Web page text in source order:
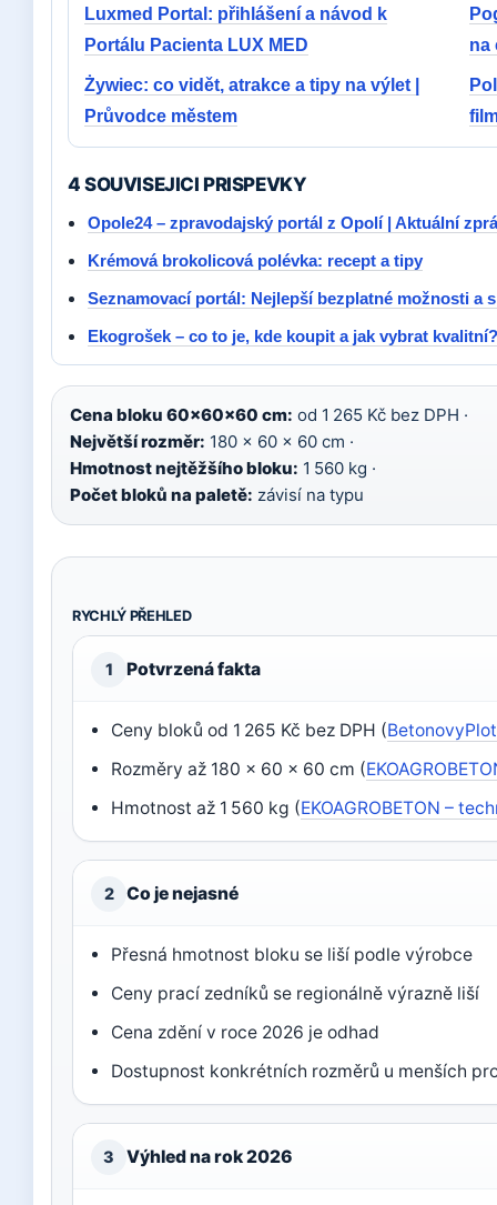
Luxmed Portal: přihlášení a návod k
Portálu Pacienta LUX MED
na
Żywiec: co vidět, atrakce a tipy na výlet |
Průvodce městem
4 SOUVISEJICI PRISPEVKY
Opole24 – zpravodajský portál z Opolí | Aktuální
Krémová brokolicová polévka: recept a tipy
Seznamovací portál: Nejlepší bezplatné možnosti a
Ekogrošek – co to je, kde koupit a jak vybrat kvalitní?
Cena bloku 60×60×60 cm: od 1 265 Kč bez DPH ·
Největší rozměr: 180 × 60 × 60 cm ·
Hmotnost nejtěžšího bloku: 1 560 kg ·
Počet bloků na paletě: závisí na typu
RYCHLÝ PŘEHLED
1 Potvrzená fakta
Ceny bloků od 1 265 Kč bez DPH (
Rozměry až 180 × 60 × 60 cm (
Hmotnost až 1 560 kg (EKOAGROBETON –
2 Co je nejasné
Přesná hmotnost bloku se liší podle výrobce
Ceny prací zedníků se regionálně výrazně liší
Cena zdění v roce 2026 je odhad
Dostupnost konkrétních rozměrů u menších
3 Výhled na rok 2026